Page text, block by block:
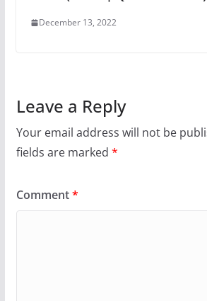
December 13, 2022
Leave a Reply
Your email address will not be
fields are marked *
Comment*